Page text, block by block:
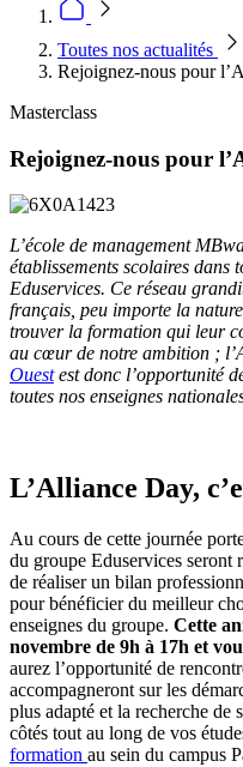
Toutes nos actualités
Rejoignez-nous pour
Masterclass
Rejoignez-nous pour
L’école de management
établissements scolaires dans
Eduservices. Ce réseau
français, peu importe la
trouver la formation qui leur
au cœur de notre ambition ;
Ouestest donc l’opportunité
toutes nos enseignes
L’Alliance Day,
Au cours de cette journée
du groupe Eduservices seront
de réaliser un bilan
pour bénéficier du meilleur
enseignes du groupe. Cette
novembre de 9h à 17h et
aurez l’opportunité de
accompagneront sur les
plus adapté et la recherche de
côtés tout au long de vos
formation au sein du campus